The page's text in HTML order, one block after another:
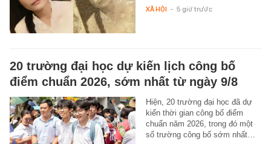
XÃ HỘI - 5 giờ trước
20 trường đại học dự kiến lịch công bố
điểm chuẩn 2026, sớm nhất từ ngày 9/8
Hiện, 20 trường đại học đã dự
kiến thời gian công bố điểm
chuẩn năm 2026, trong đó một
số trường công bố sớm nhất…